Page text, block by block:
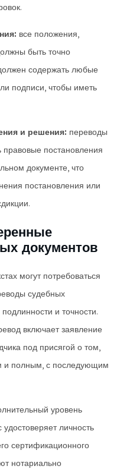
все положения,
быть точно
содержать любые
подписи, чтобы иметь
и решения: переводы
постановления
документе, что
постановления или
документов
могут потребоваться
судебных
и точности.
включает заявление
под присягой о том,
и полным, с последующим
уровень
удостоверяет личность
сертификационного
нотариально